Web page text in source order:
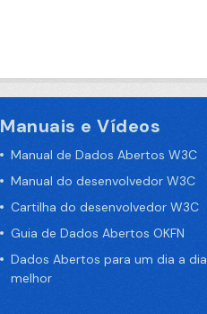
Manuais e Vídeos
Manual de Dados Abertos W3C
Manual do desenvolvedor W3C
Cartilha do desenvolvedor W3C
Guia de Dados Abertos OKFN
Dados Abertos para um dia a dia
melhor